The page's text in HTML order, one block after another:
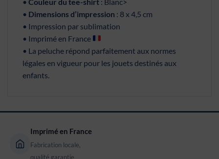
• Dimensions d’impression : 8 x 4,5 cm
• Impression par sublimation
• Imprimé en France
• La peluche répond parfaitement aux normes
légales en vigueur pour les jouets destinés aux
enfants.
Imprimé en France
Fabrication locale,
qualité garantie